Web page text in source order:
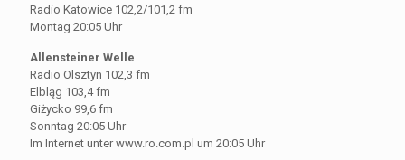
Radio Katowice 102,2/101,2 fm
Montag 20:05 Uhr
Allensteiner Welle
Radio Olsztyn 102,3 fm
Elbląg 103,4 fm
Giżycko 99,6 fm
Sonntag 20:05 Uhr
Im Internet unter www.ro.com.pl um 20:05 Uhr